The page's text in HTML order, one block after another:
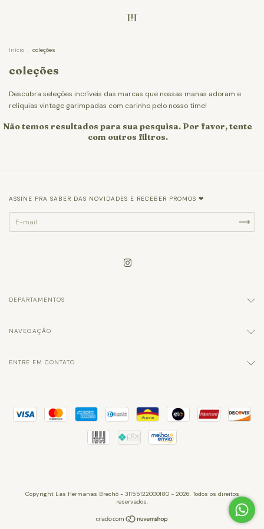
Início . coleções
coleções
Descubra seleções incríveis das marcas que nossas manas adoram e
relíquias vintage garimpadas com carinho pelo nosso time!
Não temos resultados para sua pesquisa. Por favor, tente
com outros filtros.
ASSINE PRA SABER DAS NOVIDADES E RECEBER PROMOS ❤
DEPARTAMENTOS
NAVEGAÇÃO
ENTRE EM CONTATO
Copyright Las Hermanas Brechó - 31155122000180 - 2026. Todos os direitos
reservados.